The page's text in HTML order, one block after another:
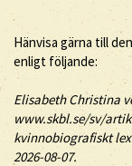
Hänvisa gärna till
enligt följande:
Elisabeth Christina
www.skbl.se/sv/
kvinnobiografiskt
2026-08-07.